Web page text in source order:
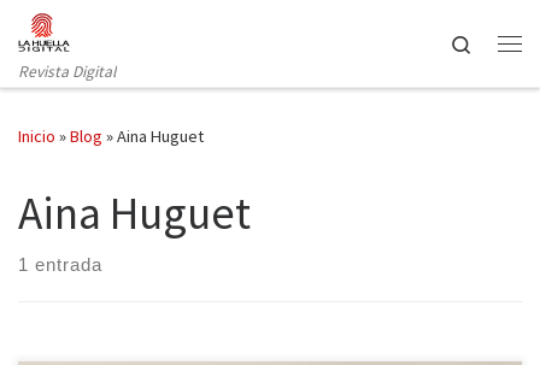
Saltar al contenido
Revista Digital
Search
Inicio »Blog »Aina Huguet
Aina Huguet
1 entrada